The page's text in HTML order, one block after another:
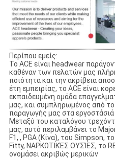
Περίπου εμείς:
Το ACE είναι headwear
καθέναν των πελατών μας
ποιότητα και την ακρίβεια
έτη εμπειρίας, το ACE είναι
εκπαιδευμένη ομάδα
μας, και συμπληρωμένος από
παραγωγής μας στα εργοστάσιά
Μεταξύ του καταλόγου
μας, αυτό περιλαμβάνει το
F1, , PGA (Κίνα), του Simpson,
Fitty, ΝΑΡΚΩΤΙΚΈΣ ΟΥΣΊΕΣ, το
ονομάσει ακριβώς μερικών